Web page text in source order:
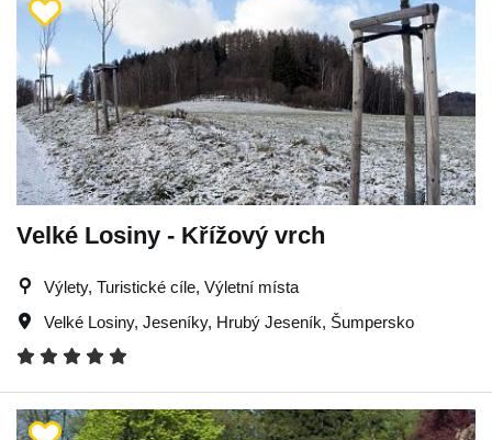
Velké Losiny - Křížový vrch
Výlety, Turistické cíle, Výletní místa
Velké Losiny, Jeseníky, Hrubý Jeseník, Šumpersko